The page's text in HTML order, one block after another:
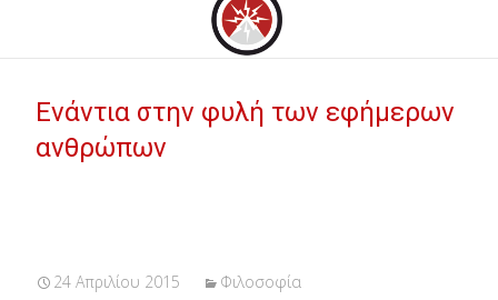
Ενάντια στην φυλή των εφήμερων
ανθρώπων
24 Απριλίου 2015 Φιλοσοφία